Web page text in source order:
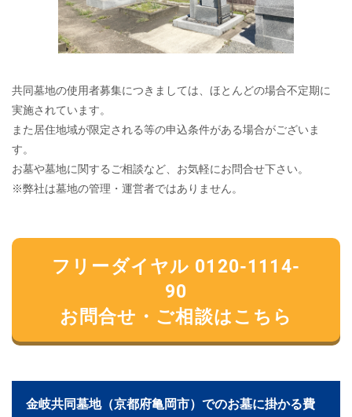
共同墓地の使用者募集につきましては、ほとんどの場合不定期に
実施されています。
また居住地域が限定される等の申込条件がある場合がございま
す。
お墓や墓地に関するご相談など、お気軽にお問合せ下さい。
※弊社は墓地の管理・運営者ではありません。
フリーダイヤル 0120-1114-
90
お問合せ・ご相談はこちら
金岐共同墓地（京都府亀岡市）でのお墓に掛かる費